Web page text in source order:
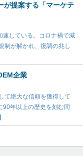
が提案する「マーケテ
速している。コロナ禍で減
制が解かれ、復調の兆し
企業
て絶大な信頼を獲得して
90年以上の歴史を刻む同